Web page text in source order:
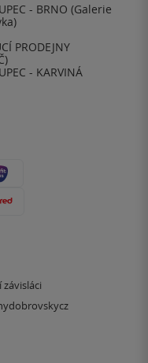
- BRNO (Galerie
PRODEJNY
- KARVINÁ
závisláci